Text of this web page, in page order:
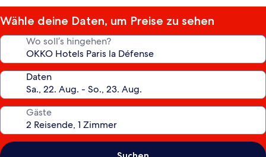
Wähle deine Daten, um Preise zu sehen
Wo soll’s hingehen?
Daten
Gäste